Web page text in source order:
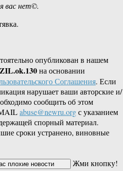
вас нет©.
опубликован в нашем
ZIL.ok.130на основании
Соглашения. Если
нарушает ваши авторские и/
сообщить об этом
abuse@newru.orgс указанием
спорный материал.
сроки устранено, виновные
Жми кнопку!